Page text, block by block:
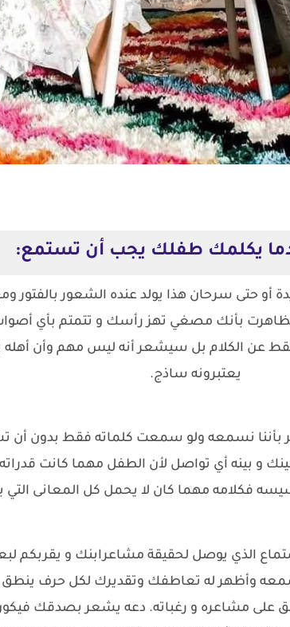
أو حتى سرحان هذا يولد عنده الشعور بالفتور
تظاهرت بأنك مصغي تهز رأسك و تتمتم بأي
عن الكلام بل سيشعر أنه ليس مهم وأن أهله
يعتبرونه ساذج.
بأننا نسمعه ولو سمعت كلماته فقط بدون أن
بينك و بينه أي تواصل لأن الطفل مهما كانت
فكلامه مهما كان لا يحمل كل المعانى التي
الذي يوصل لحقيقة مشاعرابنك و يقربكم
وأظهر له تعاطفك وتقديرك لكل حرف ينطق
على مشاعره و رغباته. دعه يشعر بصدقك